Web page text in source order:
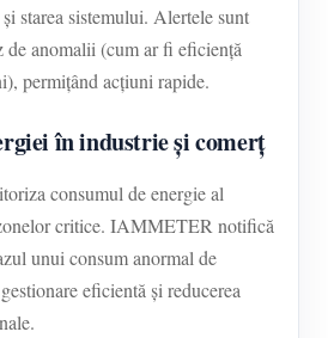
starea sistemului. Alertele sunt
de anomalii (cum ar fi eficiență
permițând acțiuni rapide.
în industrie și comerț
consumul de energie al
critice. IAMMETER notifică
unui consum anormal de
eficientă și reducerea